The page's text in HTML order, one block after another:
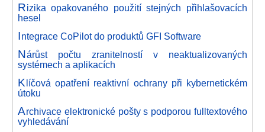
Rizika opakovaného použití stejných přihlašovacích
hesel
Integrace CoPilot do produktů GFI Software
Nárůst počtu zranitelností v neaktualizovaných
systémech a aplikacích
Klíčová opatření reaktivní ochrany při kybernetickém
útoku
Archivace elektronické pošty s podporou fulltextového
vyhledávání